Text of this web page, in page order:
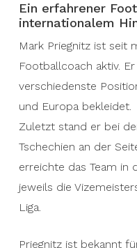
Ein erfahrener
internationalem
Mark Priegnitz ist seit
Footballcoach aktiv.
verschiedenste
und Europa bekleidet.
Zuletzt stand er bei
Tschechien an der
erreichte das Team in
jeweils die
Liga.
Priegnitz ist bekannt